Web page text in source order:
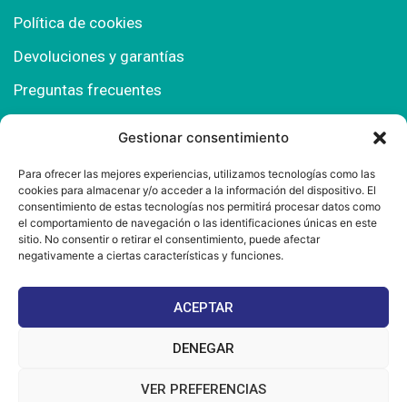
Gestionar consentimiento
Para ofrecer las mejores experiencias, utilizamos tecnologías como las
cookies para almacenar y/o acceder a la información del dispositivo. El
consentimiento de estas tecnologías nos permitirá procesar datos como
el comportamiento de navegación o las identificaciones únicas en este
sitio. No consentir o retirar el consentimiento, puede afectar
negativamente a ciertas características y funciones.
ACEPTAR
DENEGAR
VER PREFERENCIAS
Política de cookies
Devoluciones y garantías
Preguntas frecuentes
Polígono Comercial Urbisur (Cita previa) 11130
Chiclana de la Fra. (Cádiz)
667 457 908
info@mantonesdelsur.com
mantonesdelsur@gmail.com